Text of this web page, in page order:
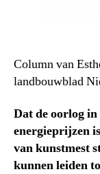
Column van
landbouwblad
Dat de oorlog
energieprijzen
van kunstmest
kunnen leiden